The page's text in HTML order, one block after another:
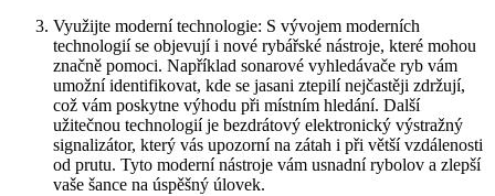
Využijte ⁣moderní technologie: S vývojem​ moderních
technologií se‍ objevují i nové rybářské nástroje, které mohou⁣
značně pomoci. Například sonarové‍ vyhledávače ryb vám⁤
umožní identifikovat, kde se jasani ztepilí nejčastěji zdržují,
což vám poskytne výhodu při místním hledání. Další
užitečnou technologií je bezdrátový elektronický výstražný
signalizátor, který vás upozorní na zátah i při větší vzdálenosti
od prutu. Tyto moderní nástroje vám usnadní rybolov a ‌zlepší⁣
vaše šance‍ na úspěšný úlovek.